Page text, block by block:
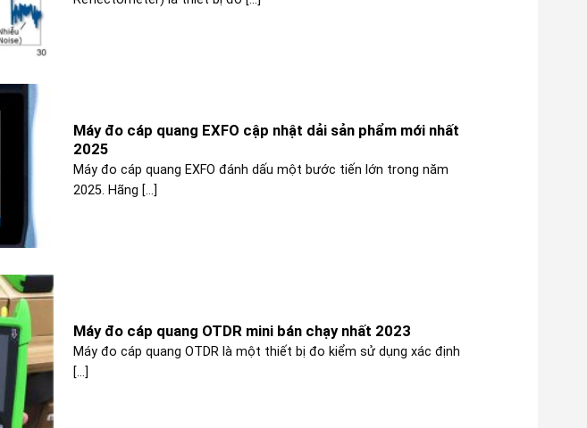
Máy đo cáp quang EXFO cập nhật dải sản phẩm mới nhất
2025
Máy đo cáp quang EXFO đánh dấu một bước tiến lớn trong năm
2025. Hãng [...]
Máy đo cáp quang OTDR mini bán chạy nhất 2023
Máy đo cáp quang OTDR là một thiết bị đo kiểm sử dụng xác định
[...]